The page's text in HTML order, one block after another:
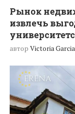
Рынок
извлечь
автор Victoria Garcia